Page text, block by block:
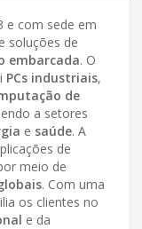
e com sede em
soluções de
embarcada. O
PCs industriais,
de
a setores
e saúde. A
de
meio de
. Com uma
os clientes no
e da